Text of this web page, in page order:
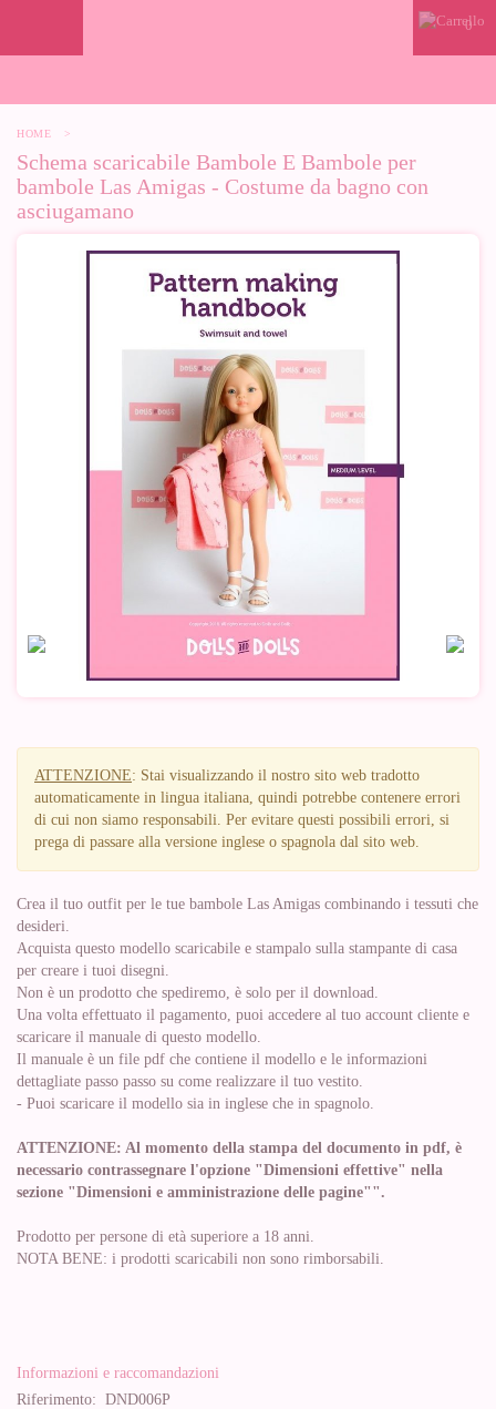
0
HOME >
Schema scaricabile Bambole E Bambole per
bambole Las Amigas - Costume da bagno con
asciugamano
ATTENZIONE: Stai visualizzando il nostro sito web tradotto
automaticamente in lingua italiana, quindi potrebbe contenere errori
di cui non siamo responsabili. Per evitare questi possibili errori, si
prega di passare alla versione inglese o spagnola dal sito web.
Crea il tuo outfit per le tue bambole Las Amigas combinando i tessuti che
desideri.
Acquista questo modello scaricabile e stampalo sulla stampante di casa
per creare i tuoi disegni.
Non è un prodotto che spediremo, è solo per il download.
Una volta effettuato il pagamento, puoi accedere al tuo account cliente e
scaricare il manuale di questo modello.
Il manuale è un file pdf che contiene il modello e le informazioni
dettagliate passo passo su come realizzare il tuo vestito.
- Puoi scaricare il modello sia in inglese che in spagnolo.
ATTENZIONE: Al momento della stampa del documento in pdf, è
necessario contrassegnare l'opzione "Dimensioni effettive" nella
sezione "Dimensioni e amministrazione delle pagine"".
Prodotto per persone di età superiore a 18 anni.
NOTA BENE: i prodotti scaricabili non sono rimborsabili.
Informazioni e raccomandazioni
Riferimento: DND006P